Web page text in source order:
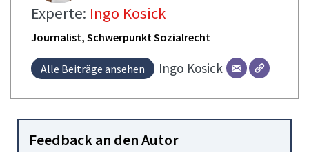
Experte: Ingo Kosick
Journalist, Schwerpunkt Sozialrecht
Alle Beiträge ansehen Ingo Kosick
Feedback an den Autor